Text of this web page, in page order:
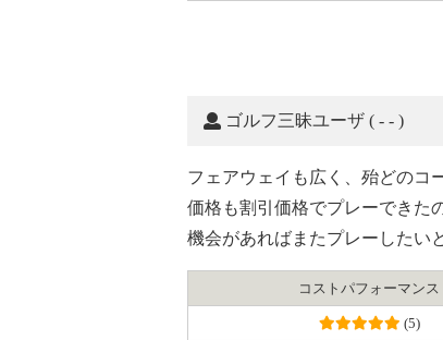
ゴルフ三昧ユーザ ( - - )
フェアウェイも広く、殆どのコ
価格も割引価格でプレーできた
機会があればまたプレーしたい
コスト パフォーマンス
(5)